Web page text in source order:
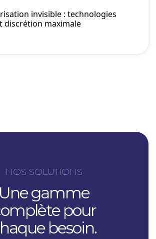
invisible : technologies
discrétion maximale
NOS SOLUTIONS
Une gamme
pour
besoin.